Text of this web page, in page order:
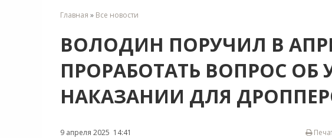
Главная » Все новости
ВОЛОДИН ПОРУЧИЛ В
ПРОРАБОТАТЬ ВОПРОС
НАКАЗАНИИ ДЛЯ
9 апреля 2025 14:41